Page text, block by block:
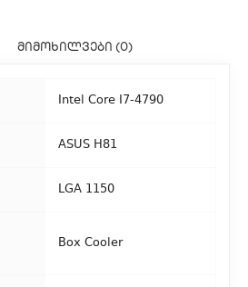
ჩვენი ფილიალიდან.
დრო დამოკიდებულია
მიმოხილვები (0)
Intel Core I7-4790
ASUS H81
LGA 1150
Box Cooler